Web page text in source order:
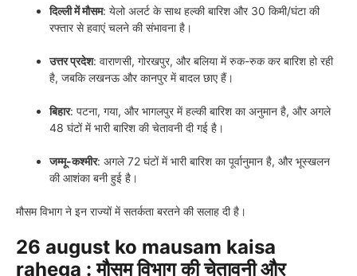
दिल्ली में मौसम: येलो अलर्ट के साथ हल्की बारिश और 30 किमी/घंटा की
रफ्तार से हवाएं चलने की संभावना है।
उत्तर प्रदेश: वाराणसी, गोरखपुर, और बलिया में रुक-रुक कर बारिश हो रही
है, जबकि लखनऊ और कानपुर में बादल छाए हैं।
बिहार: पटना, गया, और भागलपुर में हल्की बारिश का अनुमान है, और अगले
48 घंटों में भारी बारिश की चेतावनी दी गई है।
जम्मू-कश्मीर: अगले 72 घंटों में भारी बारिश का पूर्वानुमान है, और भूस्खलन
की आशंका बनी हुई है।
मौसम विभाग ने इन राज्यों में सतर्कता बरतने की सलाह दी है।
26 august ko mausam kaisa
rahega : मौसम विभाग की चेतावनी और